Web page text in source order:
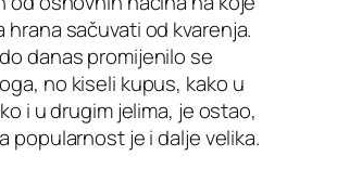
hrana sačuvati od kvarenja.
danas promijenilo se
no kiseli kupus, kako u
i u drugim jelima, je ostao,
popularnost je i dalje velika.